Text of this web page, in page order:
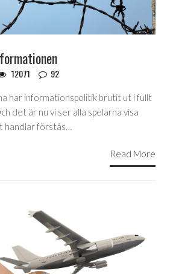
12071 92
har informationspolitik brutit ut i fullt
det är nu vi ser alla spelarna visa
handlar förstås…
Read More